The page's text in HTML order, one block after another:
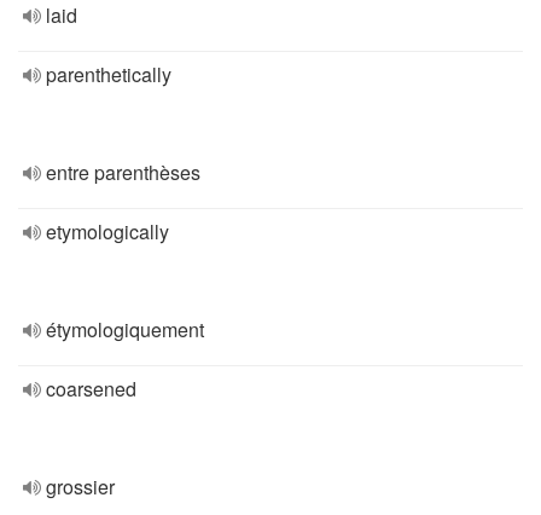
laid
parenthetically
entre parenthèses
etymologically
étymologiquement
coarsened
grossier